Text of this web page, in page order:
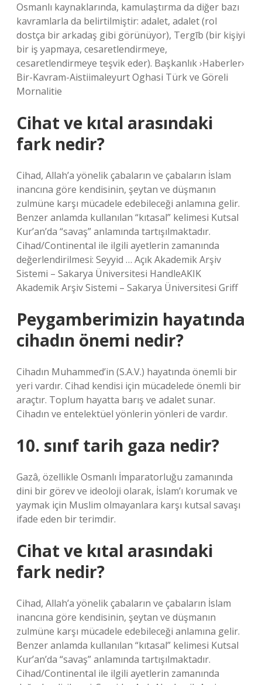
Osmanlı kaynaklarında, kamulaştırma da diğer bazı
kavramlarla da belirtilmiştir: adalet, adalet (rol
dostça bir arkadaş gibi görünüyor), Tergīb (bir kişiyi
bir iş yapmaya, cesaretlendirmeye,
cesaretlendirmeye teşvik eder). Başkanlık ›Haberler›
Bir-Kavram-Aistiimaleyurt Oghasi Türk ve Göreli
Mornalitie
Cihat ve kıtal arasındaki
fark nedir?
Cihad, Allah’a yönelik çabaların ve çabaların İslam
inancına göre kendisinin, şeytan ve düşmanın
zulmüne karşı mücadele edebileceği anlamına gelir.
Benzer anlamda kullanılan “kıtasal” kelimesi Kutsal
Kur’an’da “savaş” anlamında tartışılmaktadır.
Cihad/Continental ile ilgili ayetlerin zamanında
değerlendirilmesi: Seyyid … Açık Akademik Arşiv
Sistemi – Sakarya Üniversitesi HandleAKIK
Akademik Arşiv Sistemi – Sakarya Üniversitesi Griff
Peygamberimizin hayatında
cihadın önemi nedir?
Cihadın Muhammed’in (S.A.V.) hayatında önemli bir
yeri vardır. Cihad kendisi için mücadelede önemli bir
araçtır. Toplum hayatta barış ve adalet sunar.
Cihadın ve entelektüel yönlerin yönleri de vardır.
10. sınıf tarih gaza nedir?
Gazâ, özellikle Osmanlı İmparatorluğu zamanında
dini bir görev ve ideoloji olarak, İslam’ı korumak ve
yaymak için Muslim olmayanlara karşı kutsal savaşı
ifade eden bir terimdir.
Cihat ve kıtal arasındaki
fark nedir?
Cihad, Allah’a yönelik çabaların ve çabaların İslam
inancına göre kendisinin, şeytan ve düşmanın
zulmüne karşı mücadele edebileceği anlamına gelir.
Benzer anlamda kullanılan “kıtasal” kelimesi Kutsal
Kur’an’da “savaş” anlamında tartışılmaktadır.
Cihad/Continental ile ilgili ayetlerin zamanında